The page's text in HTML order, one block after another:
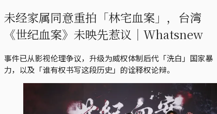
未经家属同意重拍「林宅血案」，台湾
《世纪血案》未映先惹议｜Whatsnew
事件已从影视伦理争议，升级为威权体制后代「洗白」国家暴
力，以及「谁有权书写这段历史」的诠释权论辩。